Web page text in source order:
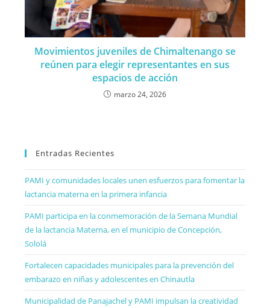
Movimientos juveniles de Chimaltenango se
reúnen para elegir representantes en sus
espacios de acción
marzo 24, 2026
Entradas Recientes
PAMI y comunidades locales unen esfuerzos para fomentar la
lactancia materna en la primera infancia
PAMI participa en la conmemoración de la Semana Mundial
de la lactancia Materna, en el municipio de Concepción,
Sololá
Fortalecen capacidades municipales para la prevención del
embarazo en niñas y adolescentes en Chinautla
Municipalidad de Panajachel y PAMI impulsan la creatividad